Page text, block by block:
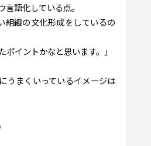
語化している点。
組織の文化形成をしているの
ポイントかなと思います。」
うまくいっているイメージは